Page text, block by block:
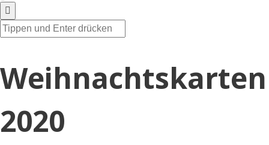
Weihnachtskarten
2020